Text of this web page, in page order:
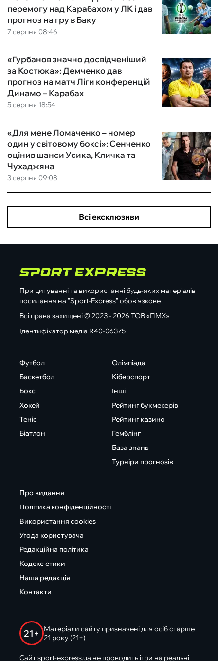
7 серпня 08:46
перемогу над Карабахом у ЛК і дав
прогноз на гру в Баку
5 серпня 18:54
«Гурбанов значно досвідченіший
за Костюка»: Демченко дав
прогноз на матч Ліги конференцій
Динамо – Карабах
3 серпня 09:08
«Для мене Ломаченко – номер
один у світовому боксі»: Сенченко
оцінив шанси Усика, Кличка та
Чухаджяна
Всі ексклюзиви
При цитуванні та використанні будь-яких матеріалів
посилання на "Sport-Express" обов'язкове
Всі права захищені © 2023 - 2026 ТОВ «ПМХ»
Ідентифікатор медіа R40-06375
Футбол
Баскетбол
Бокс
Хокей
Теніс
Біатлон
Олімпіада
Кіберспорт
Інші
Рейтинг букмекерів
Рейтинг казино
Гемблінг
База знань
Турніри прогнозів
Про видання
Політика конфіденційності
Використання cookies
Угода користувача
Редакційна політика
Кодекс етики
Наша редакція
Контакти
21+
Матеріали сайту призначені для осіб старше
21 року (21+)
Сайт sport-express.ua не проводить ігри на реальні